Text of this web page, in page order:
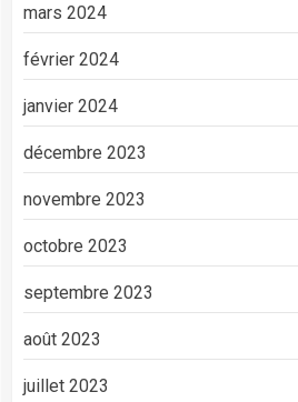
mars 2024
février 2024
janvier 2024
décembre 2023
novembre 2023
octobre 2023
septembre 2023
août 2023
juillet 2023